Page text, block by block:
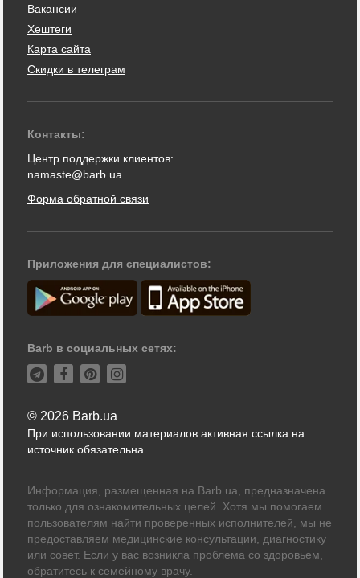
Вакансии
Хештеги
Карта сайта
Скидки в телеграм
Контакты:
Центр поддержки клиентов:
namaste@barb.ua
Форма обратной связи
Приложения для специалистов:
Barb в социальных сетях:
© 2026 Barb.ua
При использовании материалов активная ссылка на
источник обязательна
Информация, размещенная на Barb.ua, предназначена
только для ознакомительных целей. Хотя мы помогаем
пользователям найти проверенных исполнителей, мы не
предоставляем медицинские консультации, диагностику
или совет. Если у вас возникла проблема со здоровьем,
обратитесь к семейному врачу.